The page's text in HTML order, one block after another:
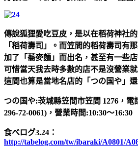
傳說狐狸愛吃豆皮，是以在稻荷神社
「稻荷壽司」。而笠間的稻荷壽司有
加了「蕎麥麵」而出名，甚至有一些
可惜當天我去時多數的店不是沒營業
這間也算是當地名店的「つの国や」還
つの国や:茨城縣笠間市笠間 1276，電
296-72-0061)，營業時間:10:30～16:30
食べログ3.24：
http://tabelog.com/tw/ibaraki/A0801/